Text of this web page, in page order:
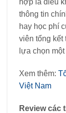
hợp là điều
thông tin
hay học phí
viên tổng kết
lựa chọn
Xem thêm:
Việt Nam
Review các